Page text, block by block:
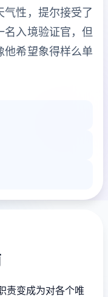
气性，提尔接受了
名入境验证官，但
他希望象得样么单
责变成为对各个唯